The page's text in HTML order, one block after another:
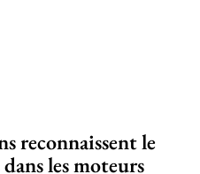
reconnaissent le
les moteurs